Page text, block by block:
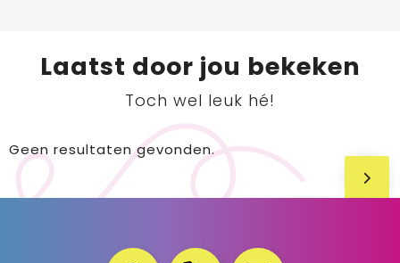
Laatst door jou bekeken
Toch wel leuk hé!
Geen resultaten gevonden.